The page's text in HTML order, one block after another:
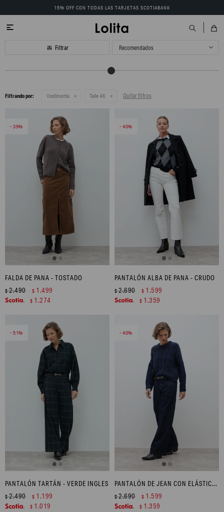
15% OFF CON TODAS LAS TARJETAS SCOTIABANK

Recomendados
Filtrando por: Vestimenta Talle 46 Quitar filtros
39
FALDA DE PANA - TOSTADO
$2.490 $ 1.499
$ 1.274
40
PANTALÓN ALBA DE PANA - CRUDO
$2.690 $ 1.599
$ 1.359
51
PANTALÓN TARTÁN - VERDE INGLES
$2.490 $ 1.199
$ 1.019
40
PANTALÓN DE JEAN CON ELÁSTICO - JEAN OSCURO
$2.690 $ 1.599
$ 1.359